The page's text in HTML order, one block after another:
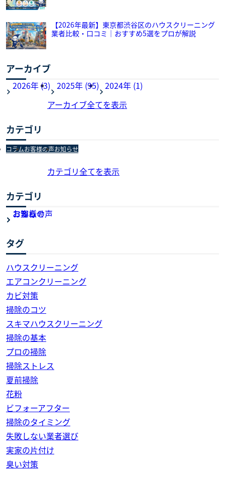
【2026年最新】東京都渋谷区のハウスクリーニング
業者比較・口コミ｜おすすめ5選をプロが解説
アーカイブ
2026年 (3) 2025年 (95) 2024年 (1)
アーカイブ全てを表示
カテゴリ
コラムお客様の声お知らせ
カテゴリ全てを表示
カテゴリ
お知らせ
お客様の声
コラム
タグ
ハウスクリーニング
エアコンクリーニング
カビ対策
掃除のコツ
スキマハウスクリーニング
掃除の基本
プロの掃除
掃除ストレス
夏前掃除
花粉
ビフォーアフター
掃除のタイミング
失敗しない業者選び
実家の片付け
臭い対策